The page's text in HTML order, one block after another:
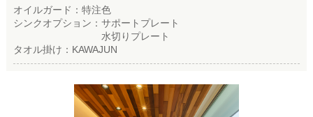
オイルガード：特注色
シンクオプション：サポートプレート
水切りプレート
タオル掛け：KAWAJUN